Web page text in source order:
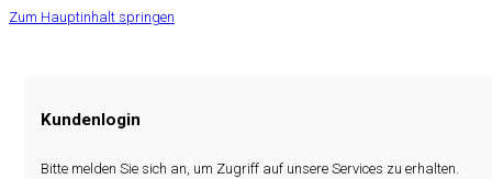
Zum Hauptinhalt springen
Kundenlogin
Bitte melden Sie sich an, um Zugriff auf unsere Services zu erhalten.